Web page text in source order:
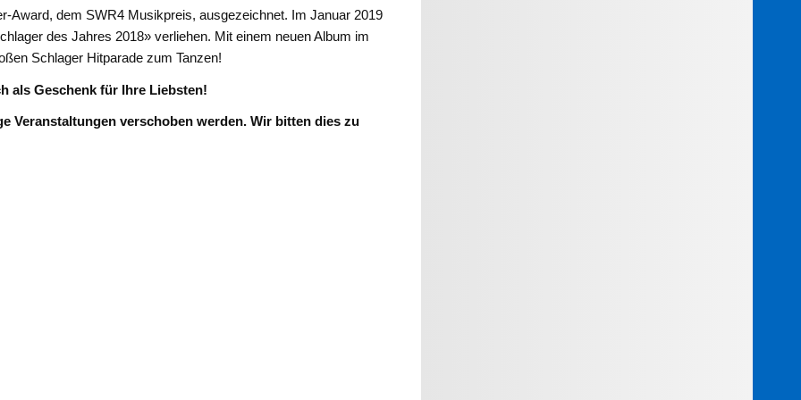
Award, dem SWR4 Musikpreis, ausgezeichnet. Im Januar 2019
des Jahres 2018» verliehen. Mit einem neuen Album im
Schlager Hitparade zum Tanzen!
als Geschenk für Ihre Liebsten!
Veranstaltungen verschoben werden. Wir bitten dies zu